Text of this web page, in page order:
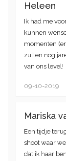
Heleen
Ik had me
kunnen
momenten
zullen nog
van ons level!
09-10-2019
Mariska
Een tijdje
shoot waar
dat ik haar